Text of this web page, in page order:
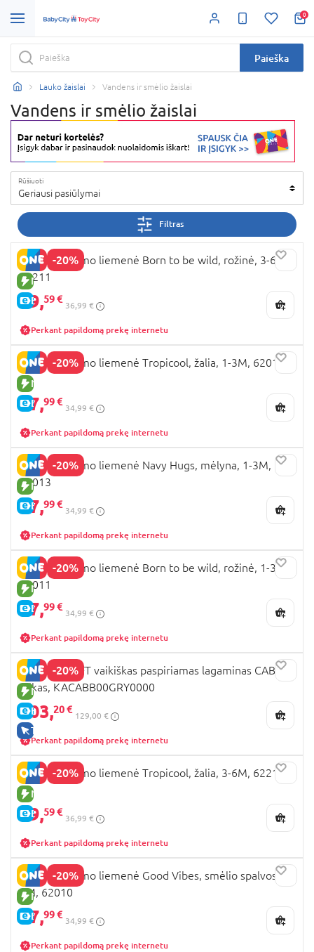
0
Paieška
Lauko žaislai Vandens ir smėlio žaislai
Vandens ir smėlio žaislai
Rūšiuoti
Geriausi pasiūlymai
Filtras
-20%
NAUJA PREKĖ
E-KAINA
SARO plaukimo liemenė Born to be wild, rožinė, 3-6M,
62211
29,59 €
36,99 €
Perkant papildomą prekę internetu
-20%
NAUJA PREKĖ
E-KAINA
SARO plaukimo liemenė Tropicool, žalia, 1-3M, 62014
27,99 €
34,99 €
Perkant papildomą prekę internetu
-20%
NAUJA PREKĖ
E-KAINA
SARO plaukimo liemenė Navy Hugs, mėlyna, 1-3M,
62013
27,99 €
34,99 €
Perkant papildomą prekę internetu
-20%
NAUJA PREKĖ
E-KAINA
SARO plaukimo liemenė Born to be wild, rožinė, 1-3M,
62011
27,99 €
34,99 €
Perkant papildomą prekę internetu
-20%
NAUJA PREKĖ
E-KAINA
TIK INTERNETU
KINDERKRAFT vaikiškas paspiriamas lagaminas CABBY,
pilkas, KACABB00GRY0000
103,20 €
129,00 €
Perkant papildomą prekę internetu
-20%
NAUJA PREKĖ
E-KAINA
SARO plaukimo liemenė Tropicool, žalia, 3-6M, 62214
29,59 €
36,99 €
Perkant papildomą prekę internetu
-20%
NAUJA PREKĖ
E-KAINA
SARO plaukimo liemenė Good Vibes, smėlio spalvos, 1-
3M, 62010
27,99 €
34,99 €
Perkant papildomą prekę internetu